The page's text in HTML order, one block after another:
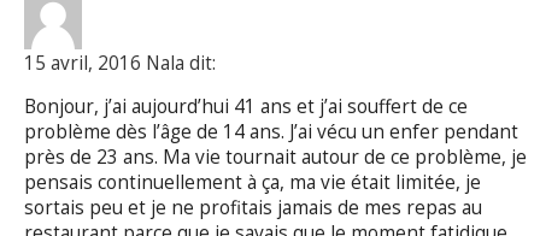
15 avril, 2016 Nala dit:
Bonjour, j’ai aujourd’hui 41 ans et j’ai souffert de ce
problème dès l’âge de 14 ans. J’ai vécu un enfer pendant
près de 23 ans. Ma vie tournait autour de ce problème, je
pensais continuellement à ça, ma vie était limitée, je
sortais peu et je ne profitais jamais de mes repas au